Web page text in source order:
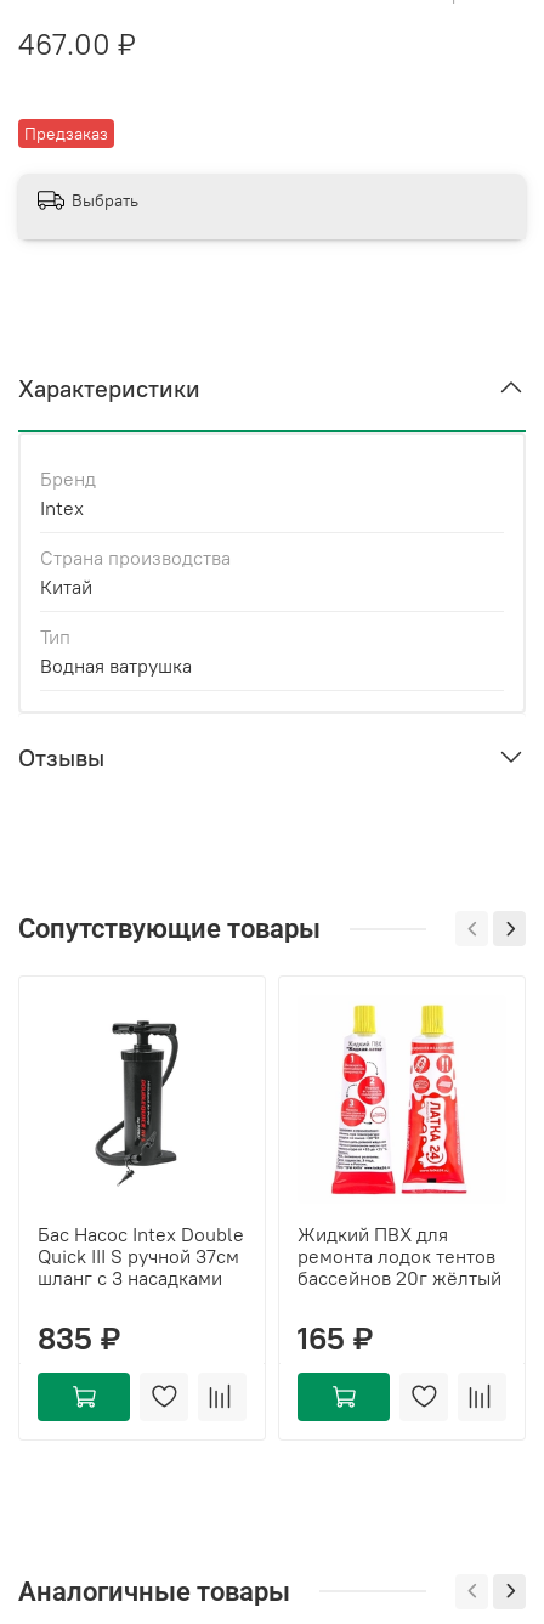
Предзаказ
467.00 ₽
Выбрать
Характеристики
Бренд
Intex
Страна производства
Китай
Тип
Водная ватрушка
Отзывы
Сопутствующие товары
Бас Насос Intex Double
Quick III S ручной 37см
шланг с 3 насадками
835 ₽
Жидкий ПВХ для
ремонта лодок тентов
бассейнов 20г жёлтый
165 ₽
Аналогичные товары